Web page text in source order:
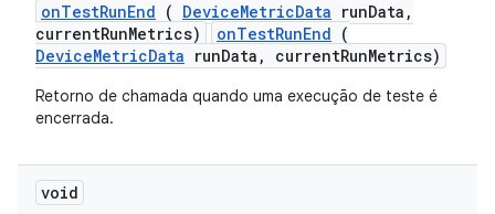
onTestRunEnd ( DeviceMetricData runData ,
currentRunMetrics) onTestRunEnd (
DeviceMetricData runData, currentRunMetrics)
Retorno de chamada quando uma execução de teste é
encerrada.
void